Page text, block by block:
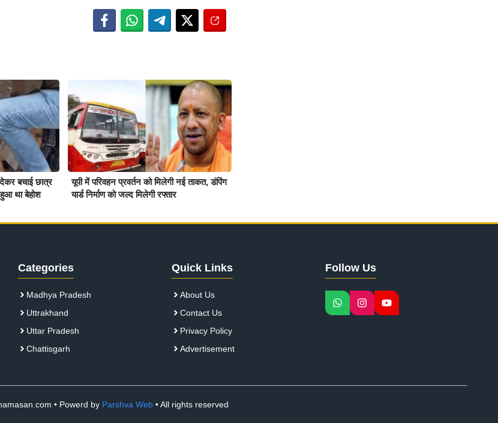
बचाई छात्र
था बेहोश
यूपी में परिवहन प्रवर्तन को मिलेगी नई ताकत, डंपिंग
यार्ड निर्माण को जल्द मिलेगी रफ्तार
Categories
Madhya Pradesh
Uttrakhand
Uttar Pradesh
Chattisgarh
Quick Links
About Us
Contact Us
Privacy Policy
Advertisement
Follow Us
• Powerd by Parshva Web • All rights reserved